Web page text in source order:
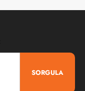
SORGULA